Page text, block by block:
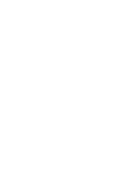
על הגעתו, על
המתמשכת בכדורסל
ועשייה.
צילומים מאירוע
נשמח שתשתפו